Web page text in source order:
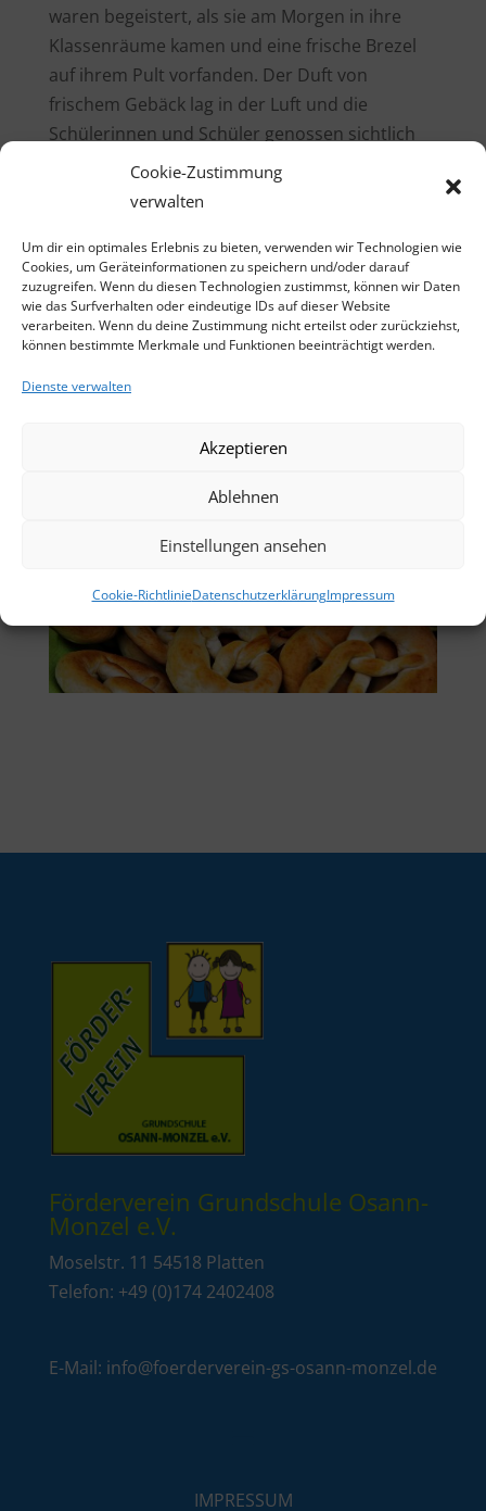
Cookie-Zustimmung
verwalten
Um dir ein optimales Erlebnis zu bieten, verwenden wir Technologien wie
Cookies, um Geräteinformationen zu speichern und/oder darauf
zuzugreifen. Wenn du diesen Technologien zustimmst, können wir Daten
wie das Surfverhalten oder eindeutige IDs auf dieser Website
verarbeiten. Wenn du deine Zustimmung nicht erteilst oder zurückziehst,
können bestimmte Merkmale und Funktionen beeinträchtigt werden.
Dienste verwalten
Akzeptieren
Ablehnen
Einstellungen ansehen
Cookie-RichtlinieDatenschutzerklärungImpressum
waren begeistert, als sie am Morgen in ihre
Klassenräume kamen und eine frische Brezel
auf ihrem Pult vorfanden. Der Duft von
frischem Gebäck lag in der Luft und die
Schülerinnen und Schüler genossen sichtlich
den süßen Geschmack der Brezeln.
Das Martinsfest ist eine schöne Tradition, die
uns jedes Jahr aufs Neue verbindet. Wir hoffen,
dass die Martinsbrezeln den Kindern der
Grundschule Osann-Monzel nicht nur ein
leckeres Frühstück, sondern auch eine
Erinnerung an diese besondere Zeit im Jahr
sein werden.
Förderverein Grundschule Osann-
Monzel e.V.
Moselstr. 11 54518 Platten
Telefon: +49 (0)174 2402408
E-Mail: info@foerderverein-gs-osann-monzel.de
IMPRESSUM